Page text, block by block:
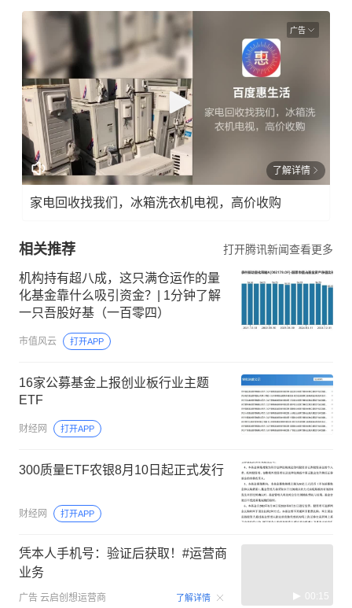
广告
了解详情
家电回收找我们，冰箱洗衣机电视，高价收购
相关推荐 打开腾讯新闻查看更多
机构持有超八成，这只满仓运作的量
化基金靠什么吸引资金？| 1分钟了解
一只吾股好基（一百零四）
市值风云 打开APP
16家公募基金上报创业板行业主题
ETF
财经网 打开APP
300质量ETF农银8月10日起正式发行
财经网 打开APP
凭本人手机号：验证后获取！#运营商
业务
广告 云启创想运营商 了解详情 00:15